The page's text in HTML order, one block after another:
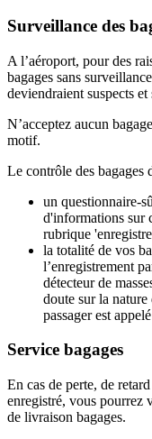
Surveillance des
A l’aéroport, pour des
bagages sans
deviendraient suspects et
N’acceptez aucun
motif.
Le contrôle des bagages
un questionnaire-
d'informations sur
rubrique
la totalité de vos
l’enregistrement
détecteur de
doute sur la nature
passager est
Service bagages
En cas de perte, de
enregistré, vous pourrez
de livraison bagages.